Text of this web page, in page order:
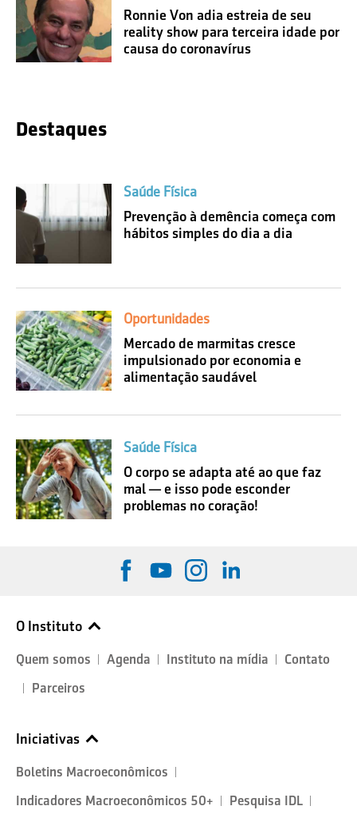
Ronnie Von adia estreia de seu
reality show para terceira idade por
causa do coronavírus
Destaques
Saúde Física
Prevenção à demência começa com
hábitos simples do dia a dia
Oportunidades
Mercado de marmitas cresce
impulsionado por economia e
alimentação saudável
Saúde Física
O corpo se adapta até ao que faz
mal — e isso pode esconder
problemas no coração!
O Instituto
Quem somos Agenda Instituto na mídia
Contato
Parceiros
Iniciativas
Boletins Macroeconômicos
Indicadores Macroeconômicos 50+
Pesquisa IDL